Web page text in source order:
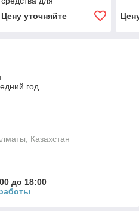
птицеперерабатывающей
Цену уточняйте
год
Казахстан
до 18:00